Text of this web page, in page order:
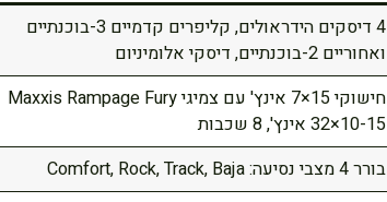
4 דיסקים הידראולים, קליפרים קדמיים 3-בוכנתיים
ואחוריים 2-בוכנתיים, דיסקי אלומיניום
חישוקי 15×7 אינץ' עם צמיגי Maxxis Rampage Fury
32×10-15 אינץ', 8 שכבות
בורר 4 מצבי נסיעה: Comfort, Rock, Track, Baja